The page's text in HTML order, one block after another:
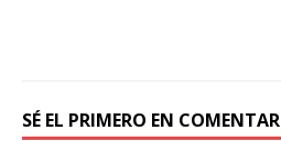
SÉ EL PRIMERO EN COMENTAR